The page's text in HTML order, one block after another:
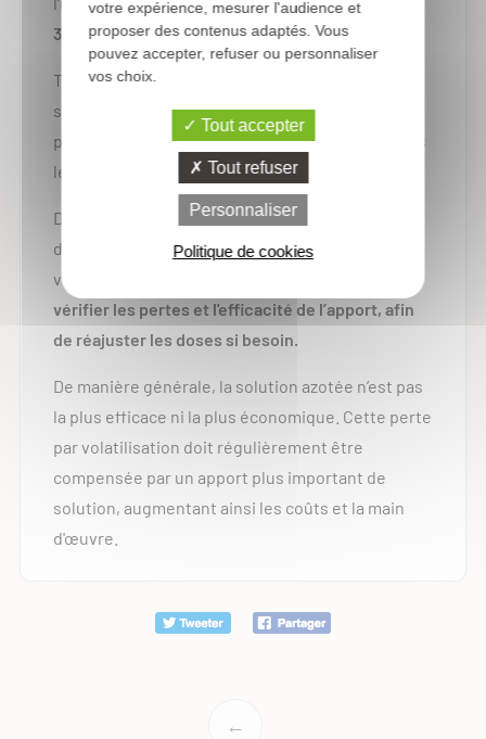
33% des exploitants de grandes cultures
Toutefois, il a été déterminé que l’efficacité de la
solution azotée est variable, avec en cause une
perte plus ou moins importante d’ammoniac dans
les jours qui suivent l’apport.
Dans ce contexte, il est aujourd’hui recommandé
de suivre la grille d’évaluation du risque de
volatilisation ammoniacale du COMIFER pour
vérifier les pertes et l'efficacité de l’apport, afin
de réajuster les doses si besoin.
De manière générale, la solution azotée n’est pas
la plus efficace ni la plus économique. Cette perte
par volatilisation doit régulièrement être
compensée par un apport plus important de
solution, augmentant ainsi les coûts et la main
d'œuvre.
←
votre expérience, mesurer l'audience et
proposer des contenus adaptés. Vous
pouvez accepter, refuser ou personnaliser
vos choix.
Tout accepter
Tout refuser
Personnaliser
Politique de cookies